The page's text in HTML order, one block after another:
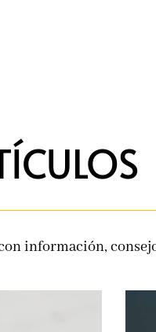
información,